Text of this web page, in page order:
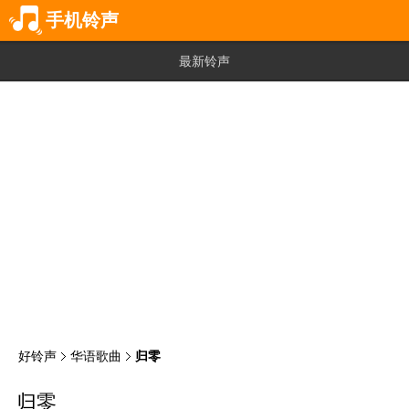
手机铃声
最新铃声
好铃声 华语歌曲 归零
归零